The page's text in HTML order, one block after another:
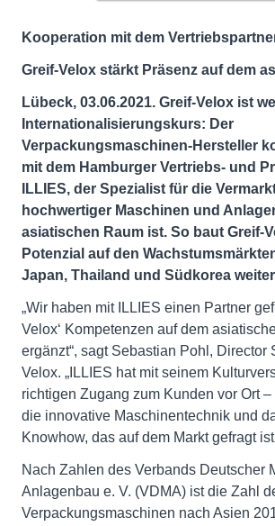
Kooperation mit dem
Greif-Velox stärkt Präsenz auf dem
Lübeck, 03.06.2021. Greif-Velox ist
Internationalisierungskurs: Der
Verpackungsmaschinen-Hersteller
mit dem Hamburger Vertriebs- und
ILLIES, der Spezialist für die
hochwertiger Maschinen und
asiatischen Raum ist. So baut Greif-
Potenzial auf den
Japan, Thailand und Südkorea
„Wir haben mit ILLIES einen Partner
Velox‘ Kompetenzen auf dem
ergänzt“, sagt Sebastian Pohl, Director
Velox. „ILLIES hat mit seinem
richtigen Zugang zum Kunden vor Ort
die innovative Maschinentechnik und
Knowhow, das auf dem Markt gefragt
Nach Zahlen des Verbands Deutscher
Anlagenbau e. V. (VDMA) ist die Zahl
Verpackungsmaschinen nach Asien